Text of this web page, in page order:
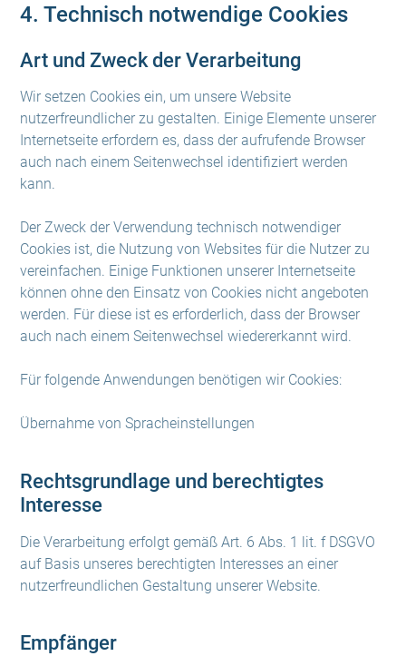
4. Technisch notwendige Cookies
Art und Zweck der Verarbeitung
Wir setzen Cookies ein, um unsere Website
nutzerfreundlicher zu gestalten. Einige Elemente unserer
Internetseite erfordern es, dass der aufrufende Browser
auch nach einem Seitenwechsel identifiziert werden
kann.
Der Zweck der Verwendung technisch notwendiger
Cookies ist, die Nutzung von Websites für die Nutzer zu
vereinfachen. Einige Funktionen unserer Internetseite
können ohne den Einsatz von Cookies nicht angeboten
werden. Für diese ist es erforderlich, dass der Browser
auch nach einem Seitenwechsel wiedererkannt wird.
Für folgende Anwendungen benötigen wir Cookies:
Übernahme von Spracheinstellungen
Rechtsgrundlage und berechtigtes
Interesse
Die Verarbeitung erfolgt gemäß Art. 6 Abs. 1 lit. f DSGVO
auf Basis unseres berechtigten Interesses an einer
nutzerfreundlichen Gestaltung unserer Website.
Empfänger